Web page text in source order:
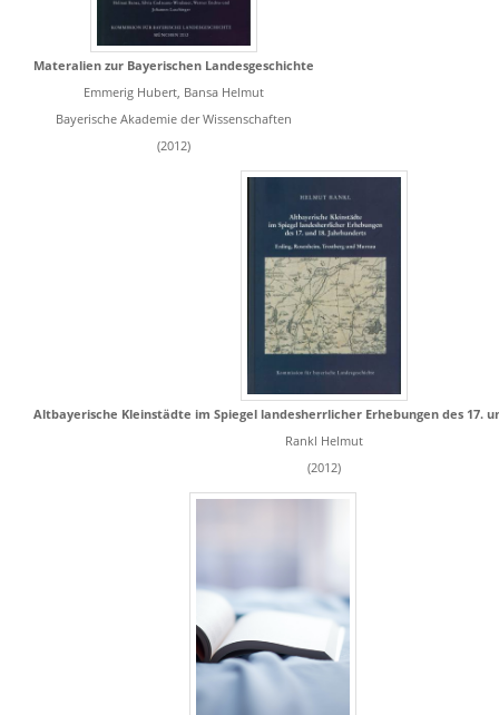
Materalien zur Bayerischen Landesgeschichte
Emmerig Hubert, Bansa Helmut
Bayerische Akademie der Wissenschaften
(2012)
Altbayerische Kleinstädte im Spiegel landesherrlicher Erhebungen des 17.
Rankl Helmut
(2012)